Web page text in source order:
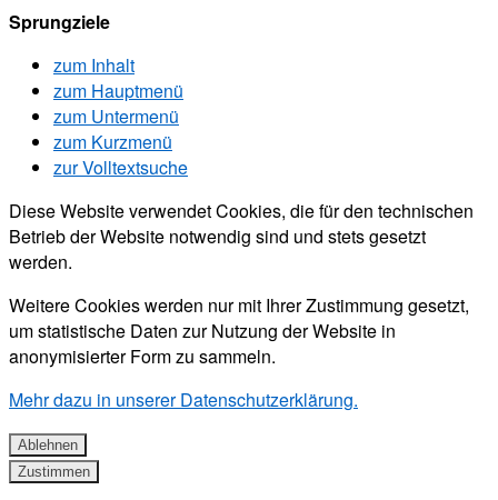
Sprungziele
zum Inhalt
zum Hauptmenü
zum Untermenü
zum Kurzmenü
zur Volltextsuche
Diese Website verwendet Cookies, die für den technischen
Betrieb der Website notwendig sind und stets gesetzt
werden.
Weitere Cookies werden nur mit Ihrer Zustimmung gesetzt,
um statistische Daten zur Nutzung der Website in
anonymisierter Form zu sammeln.
Mehr dazu in unserer Datenschutzerklärung.
Ablehnen
Zustimmen